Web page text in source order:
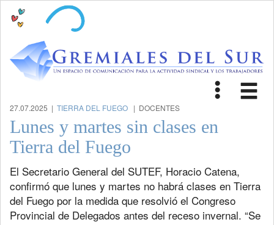
Toggle
27.07.2025 | TIERRA DEL FUEGO | DOCENTES
Lunes y martes sin clases en
Tierra del Fuego
El Secretario General del SUTEF, Horacio Catena,
confirmó que lunes y martes no habrá clases en Tierra
del Fuego por la medida que resolvió el Congreso
Provincial de Delegados antes del receso invernal. “Se